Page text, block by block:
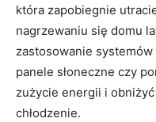
która zapobiegnie
nagrzewaniu się domu
zastosowanie
panele słoneczne czy
zużycie energii i
chłodzenie.